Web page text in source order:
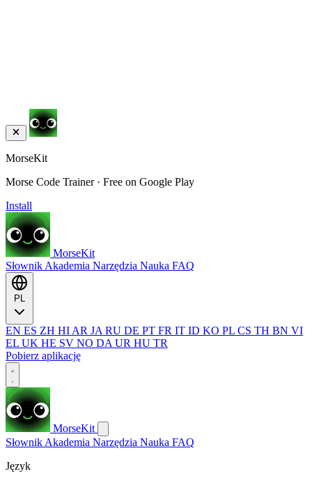
MorseKit
Morse Code Trainer · Free on Google Play
Install
MorseKit
Słownik Akademia Narzędzia Nauka FAQ
EN ES ZH HI AR JA RU DE PT FR IT ID KO PL CS TH BN VI
EL UK HE SV NO DA UR HU TR
Pobierz aplikację
MorseKit
Słownik Akademia Narzędzia Nauka FAQ
Język